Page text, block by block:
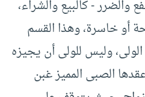
والضرر -‏ كالبيع والشراء،
أو خاسرة، وهذا القسم
وليس للولى أن يجيزه
الصبى المميز غبن